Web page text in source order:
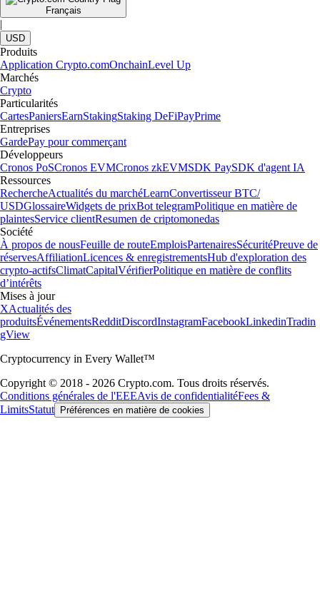
Français
|
USD
Produits
Application Crypto.comOnchainLevel Up
Marchés
Crypto
Particularités
CartesPaniersEarnStakingStaking DeFiPayPrime
Entreprises
GardePay pour commerçant
Développeurs
Cronos PoSCronos EVMCronos zkEVMSDK PaySDK d'agent IA
Ressources
RechercheActualités du marchéLearnConvertisseur BTC/
USDGlossaireWidgets de prixBot telegramPolitique en matière de
plaintesService clientResumen de criptomonedas
Société
À propos de nousFeuille de routeEmploisPartenairesSécuritéPreuve de
réservesAffiliationLicences & enregistrementsHub d'exploration des
crypto-actifsClimatCapitalVérifierPolitique en matière de conflits
d’intérêts
Mises à jour
XActualités des
produitsÉvénementsRedditDiscordInstagramFacebookLinkedinTradin
gView
Cryptocurrency in Every Wallet™
Copyright © 2018 - 2026 Crypto.com. Tous droits réservés.
Conditions générales de l'EEEAvis de confidentialitéFees &
LimitsStatut Préférences en matière de cookies